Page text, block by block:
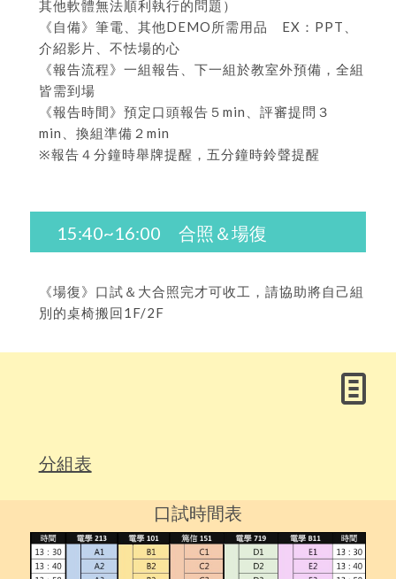
其他軟體無法順利執行的問題）
《自備》筆電、其他DEMO所需用品 EX：PPT、
介紹影片、不怯場的心
《報告流程》一組報告、下一組於教室外預備，全組
皆需到場
《報告時間》預定口頭報告５min、評審提問３
min、換組準備２min
※報告４分鐘時舉牌提醒，五分鐘時鈴聲提醒
15:40~16:00 合照＆場復
《場復》口試＆大合照完才可收工，請協助將自己組
別的桌椅搬回1F/2F
分組表
口試時間表